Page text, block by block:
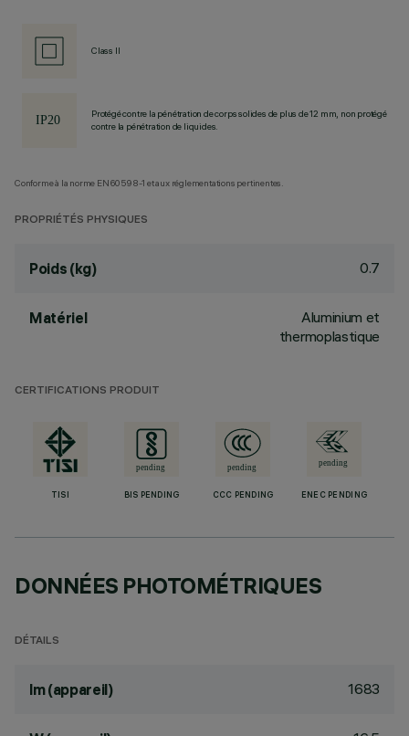
Class II
Protégé contre la pénétration de corps solides de plus de 12 mm, non protégé
contre la pénétration de liquides.
Conforme à la norme EN60598-1 et aux réglementations pertinentes.
PROPRIÉTÉS PHYSIQUES
Poids (kg) 0.7
Matériel
Aluminium et
thermoplastique
CERTIFICATIONS PRODUIT
TISI BIS PENDING CCC PENDING ENEC PENDING
DONNÉES PHOTOMÉTRIQUES
DÉTAILS
lm (appareil) 1683